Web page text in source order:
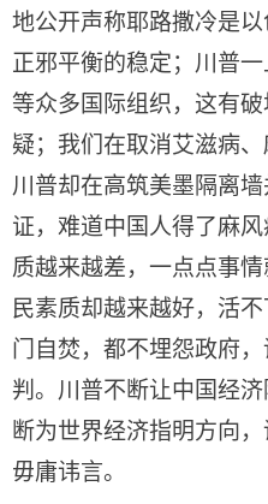
地公开声称耶路撒冷是
正邪平衡的稳定；川普
等众多国际组织，这有
疑；我们在取消艾滋病、
川普却在高筑美墨隔离
证，难道中国人得了麻
质越来越差，一点点事
民素质却越来越好，活
门自焚，都不埋怨政府
判。川普不断让中国经
断为世界经济指明方向
毋庸讳言。